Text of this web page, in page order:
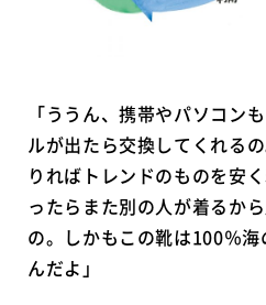
「ううん、携帯やパソコン
ルが出たら交換してくれる
りればトレンドのものを安
ったらまた別の人が着るか
の。しかもこの靴は100％
んだよ」